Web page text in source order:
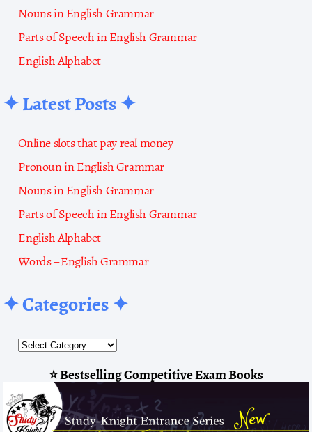
Nouns in English Grammar
Parts of Speech in English Grammar
English Alphabet
✦ Latest Posts ✦
Online slots that pay real money
Pronoun in English Grammar
Nouns in English Grammar
Parts of Speech in English Grammar
English Alphabet
Words – English Grammar
✦ Categories ✦
⭐ Bestselling Competitive Exam Books